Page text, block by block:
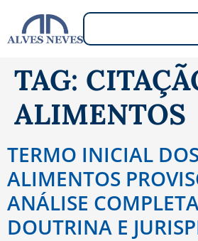
TAG:
ALIMENTOS
TERMO INICIAL
ALIMENTOS
ANÁLISE
DOUTRINA E